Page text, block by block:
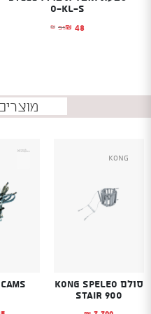
O-KL-S
₪ 51
המחיר המקורי היה:₪ 48 המחיר הנוכחי הוא:
Kong
סולם Kong Speleo
Stair 900